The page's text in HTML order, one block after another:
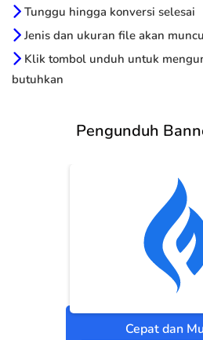
Tunggu hingga konversi selesai
Jenis dan ukuran file akan
Klik tombol unduh untuk
butuhkan
Pengunduh
Cepat dan